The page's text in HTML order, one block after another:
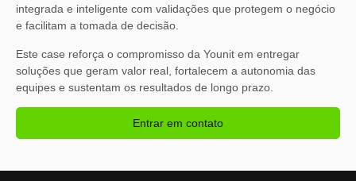
integrada e inteligente com validações que protegem o negócio
e facilitam a tomada de decisão.
Este case reforça o compromisso da Younit em entregar
soluções que geram valor real, fortalecem a autonomia das
equipes e sustentam os resultados de longo prazo.
Entrar em contato